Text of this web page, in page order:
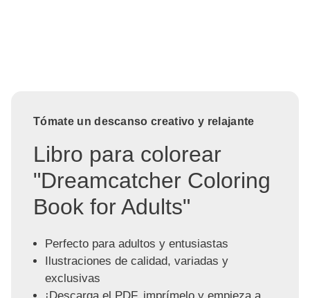
Tómate un descanso creativo y relajante
Libro para colorear
"Dreamcatcher Coloring
Book for Adults"
Perfecto para adultos y entusiastas
Ilustraciones de calidad, variadas y
exclusivas